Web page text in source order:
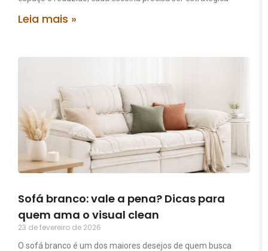
Leia mais »
Sofá branco: vale a pena? Dicas para
quem ama o visual clean
23 de fevereiro de 2026
O sofá branco é um dos maiores desejos de quem busca